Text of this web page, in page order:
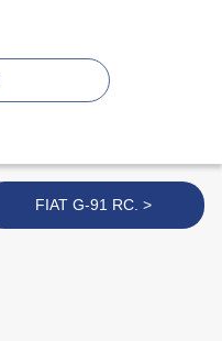
FIAT G-91 RC. >